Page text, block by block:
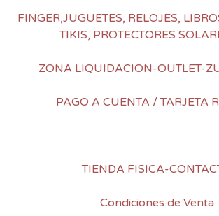
FINGER,JUGUETES, RELOJES,
TIKIS, PROTECTORES
ZONA LIQUIDACION-OUTLET-
PAGO A CUENTA / TARJETA
TIENDA FISICA-
Condiciones de Venta